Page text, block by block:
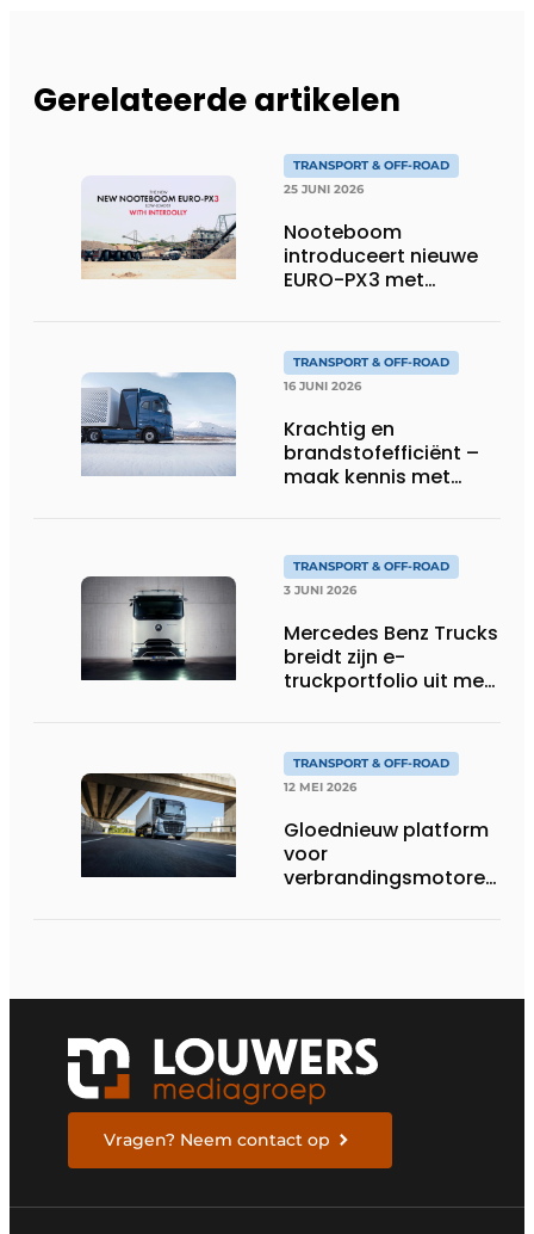
Gerelateerde artikelen
TRANSPORT & OFF-ROAD
25 JUNI 2026
Nooteboom
introduceert nieuwe
EURO-PX3 met
flexibiliteit in speciaal
transport
TRANSPORT & OFF-ROAD
16 JUNI 2026
Krachtig en
brandstofefficiënt –
maak kennis met
TRANSPORT & OFF-ROAD
3 JUNI 2026
Mercedes Benz Trucks
breidt zijn e-
truckportfolio uit met
TRANSPORT & OFF-ROAD
12 MEI 2026
Gloednieuw platform
voor
verbrandingsmotoren
breed scala aan
brandstoffen
Vragen? Neem contact op